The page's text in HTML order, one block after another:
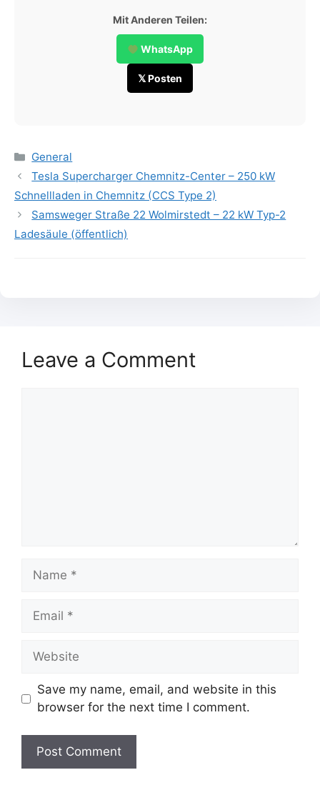
Mit Anderen Teilen:
WhatsApp
𝕏 Posten
Categories
General
Tesla Supercharger Chemnitz-Center – 250 kW
Schnellladen in Chemnitz (CCS Type 2)
Samsweger Straße 22 Wolmirstedt – 22 kW Typ-2
Ladesäule (öffentlich)
Leave a Comment
Name
Email
Website
Save my name, email, and website in this
browser for the next time I comment.